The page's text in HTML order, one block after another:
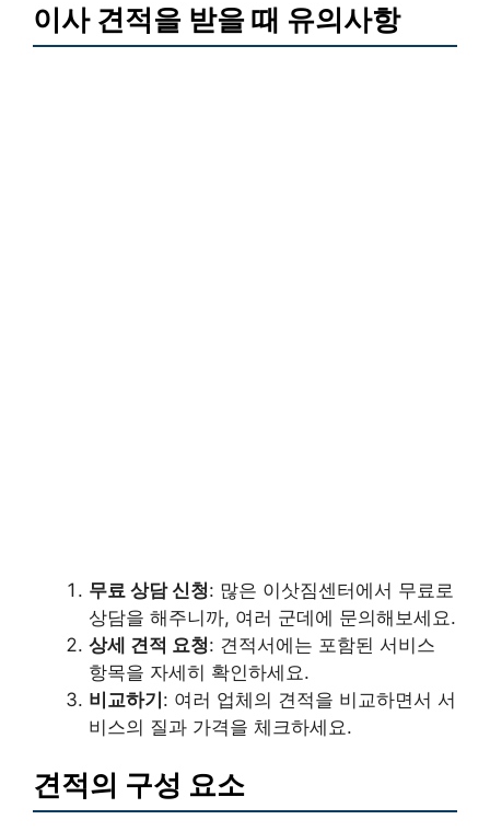
이사 견적을 받을 때 유의사항
무료 상담 신청: 많은 이삿짐센터에서 무료로
상담을 해주니까, 여러 군데에 문의해보세요.
상세 견적 요청: 견적서에는 포함된 서비스
항목을 자세히 확인하세요.
비교하기: 여러 업체의 견적을 비교하면서 서
비스의 질과 가격을 체크하세요.
견적의 구성 요소